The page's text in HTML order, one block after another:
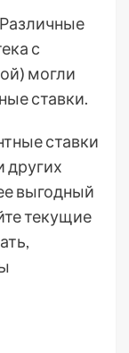
Различные
с
могли
ставки.
ставки
других
выгодный
текущие